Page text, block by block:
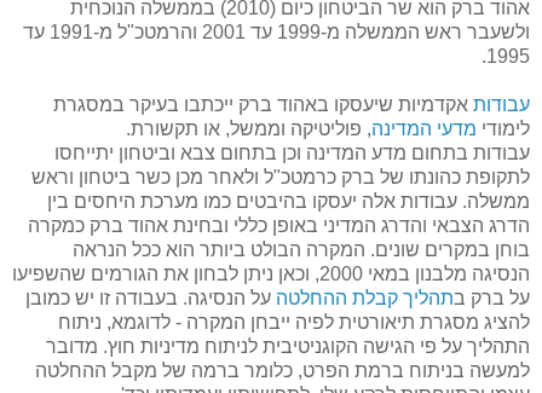
אהוד ברק הוא שר הביטחון כיום (2010) בממשלה הנוכחית
ולשעבר ראש הממשלה מ-1999 עד 2001 והרמטכ"ל מ-1991 עד
1995.
עבודות אקדמיות שיעסקו באהוד ברק ייכתבו בעיקר במסגרת
לימודי מדעי המדינה, פוליטיקה וממשל, או תקשורת.
עבודות בתחום מדע המדינה וכן בתחום צבא וביטחון יתייחסו
לתקופת כהונתו של ברק כרמטכ"ל ולאחר מכן כשר ביטחון וראש
ממשלה. עבודות אלה יעסקו בהיבטים כמו מערכת היחסים בין
הדרג הצבאי והדרג המדיני באופן כללי ובחינת אהוד ברק כמקרה
בוחן במקרים שונים. המקרה הבולט ביותר הוא ככל הנראה
הנסיגה מלבנון במאי 2000, וכאן ניתן לבחון את הגורמים שהשפיעו
על ברק בתהליך קבלת ההחלטה על הנסיגה. בעבודה זו יש כמובן
להציג מסגרת תיאורטית לפיה ייבחן המקרה - לדוגמא, ניתוח
התהליך על פי הגישה הקוגניטיבית לניתוח מדיניות חוץ. מדובר
למעשה בניתוח ברמת הפרט, כלומר ברמה של מקבל ההחלטה